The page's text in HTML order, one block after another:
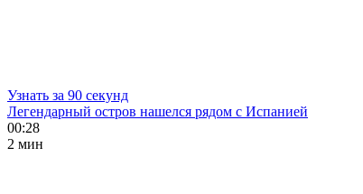
Узнать за 90 секунд
Легендарный остров нашелся рядом с Испанией
00:28
2 мин